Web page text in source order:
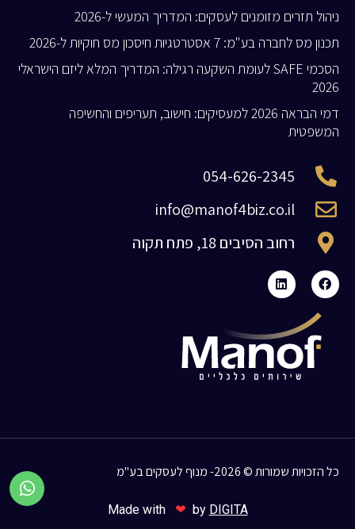
ניהול תזרים מזומנים לעסקים: המדריך המעשי ל-2026
תכנון מס לחברה בע"מ: 7 אסטרטגיות חיסכון מס חוקיות ל-2026
הסכמי SAFE לעומת השקעה רגילה: המדריך המלא ליזם הישראלי
2026
דמי הבראה 2026 למעסיקים: חישוב, תעריפים והחשיפה
המשפטית
054-626-2345
info@manof4biz.co.il
רחוב הסיבים 18, פתח תקוה
כל הזכויות שמורות © 2026- מנוף לעסקים בע"מ
Made with ❤ by DIGITA